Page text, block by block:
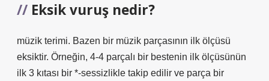
Eksik vuruş nedir?
müzik terimi. Bazen bir müzik parçasının ilk ölçüsü
eksiktir. Örneğin, 4-4 parçalı bir bestenin ilk ölçüsünün
ilk 3 kıtası bir *-sessizlikle takip edilir ve parça bir